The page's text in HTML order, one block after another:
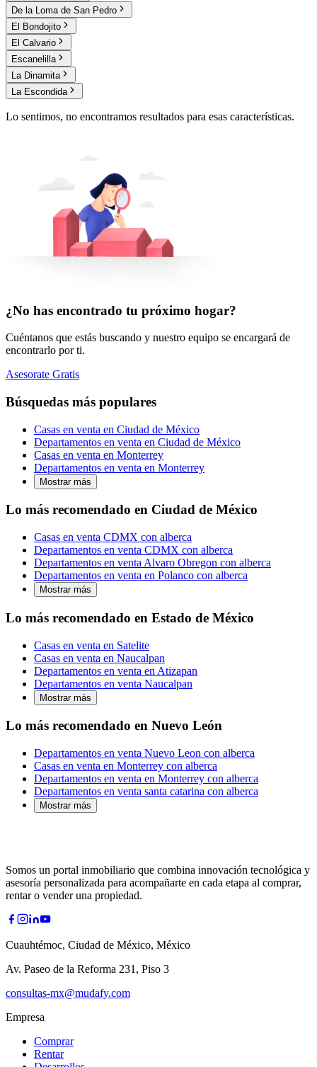
De la Loma de San Pedro
El Bondojito
El Calvario
Escanelilla
La Dinamita
La Escondida
Lo sentimos, no encontramos resultados para esas características.
¿No has encontrado tu próximo hogar?
Cuéntanos que estás buscando y nuestro equipo se encargará de
encontrarlo por ti.
Asesorate Gratis
Búsquedas más populares
Casas en venta en Ciudad de México
Departamentos en venta en Ciudad de México
Casas en venta en Monterrey
Departamentos en venta en Monterrey
Mostrar más
Lo más recomendado en Ciudad de México
Casas en venta CDMX con alberca
Departamentos en venta CDMX con alberca
Departamentos en venta Alvaro Obregon con alberca
Departamentos en venta en Polanco con alberca
Mostrar más
Lo más recomendado en Estado de México
Casas en venta en Satelite
Casas en venta en Naucalpan
Departamentos en venta en Atizapan
Departamentos en venta Naucalpan
Mostrar más
Lo más recomendado en Nuevo León
Departamentos en venta Nuevo Leon con alberca
Casas en venta en Monterrey con alberca
Departamentos en venta en Monterrey con alberca
Departamentos en venta santa catarina con alberca
Mostrar más
Somos un portal inmobiliario que combina innovación tecnológica y
asesoría personalizada para acompañarte en cada etapa al comprar,
rentar o vender una propiedad.
Cuauhtémoc, Ciudad de México, México
Av. Paseo de la Reforma 231, Piso 3
consultas-mx@mudafy.com
Empresa
Comprar
Rentar